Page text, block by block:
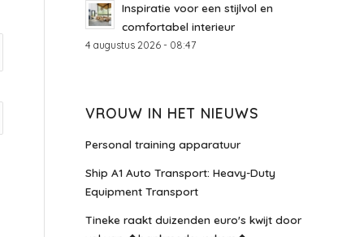
Inspiratie voor een stijlvol en
comfortabel interieur
4 augustus 2026 - 08:47
VROUW IN HET NIEUWS
Personal training apparatuur
Ship A1 Auto Transport: Heavy-Duty
Equipment Transport
Tineke raakt duizenden euro's kwijt door